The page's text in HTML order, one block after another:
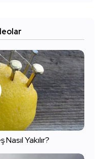
Yakılır?